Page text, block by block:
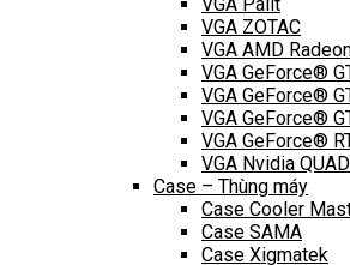
VGA Palit
VGA ZOTAC
VGA AMD
VGA GeForce®
VGA GeForce®
VGA GeForce®
VGA GeForce®
VGA Nvidia
Case – Thùng máy
Case Cooler
Case SAMA
Case Xigmatek